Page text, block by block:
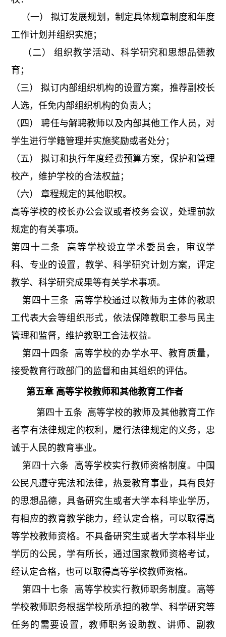
（一） 拟订发展规划，制定具体规章制度和年度
工作计划并组织实施；
（二） 组织教学活动、科学研究和思想品德教
育；
（三） 拟订内部组织机构的设置方案，推荐副校长
人选，任免内部组织机构的负责人；
（四） 聘任与解聘教师以及内部其他工作人员，对
学生进行学籍管理并实施奖励或者处分；
（五） 拟订和执行年度经费预算方案，保护和管理
校产，维护学校的合法权益；
（六） 章程规定的其他职权。
高等学校的校长办公会议或者校务会议，处理前款
规定的有关事项。
第四十二条 高等学校设立学术委员会，审议学
科、专业的设置，教学、科学研究计划方案，评定
教学、科学研究成果等有关学术事项。
第四十三条 高等学校通过以教师为主体的教职
工代表大会等组织形式，依法保障教职工参与民主
管理和监督，维护教职工合法权益。
第四十四条 高等学校的办学水平、教育质量，
接受教育行政部门的监督和由其组织的评估。
第五章 高等学校教师和其他教育工作者
第四十五条 高等学校的教师及其他教育工作
者享有法律规定的权利，履行法律规定的义务，忠
诚于人民的教育事业。
第四十六条 高等学校实行教师资格制度。中国
公民凡遵守宪法和法律，热爱教育事业，具有良好
的思想品德，具备研究生或者大学本科毕业学历，
有相应的教育教学能力，经认定合格，可以取得高
等学校教师资格。不具备研究生或者大学本科毕业
学历的公民，学有所长，通过国家教师资格考试，
经认定合格，也可以取得高等学校教师资格。
第四十七条 高等学校实行教师职务制度。高等
学校教师职务根据学校所承担的教学、科学研究等
任务的需要设置，教师职务设助教、讲师、副教